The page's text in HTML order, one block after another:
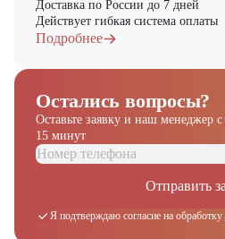
Доставка по России до 7 дней
Действует гибкая система оплаты
Подробнее
Остались вопросы?
Оставьте заявку и наш менеджер
15 минут
Отправить
Я подтверждаю согласие на обработку